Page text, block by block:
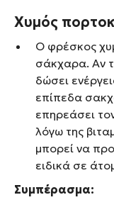
Χυμός
Ο φρέσκος
σάκχαρα. Αν
δώσει
επίπεδα
επηρεάσει
λόγω της
μπορεί να
ειδικά σε
Συμπέρασμα: